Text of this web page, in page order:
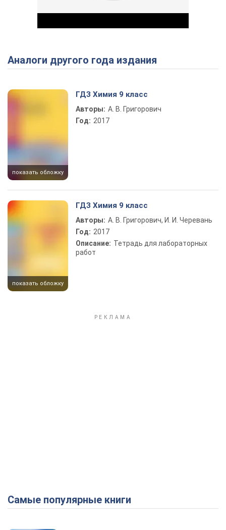
Play Video
Аналоги другого года издания
показать обложку
ГДЗ Химия 9 класс
Авторы: А. В. Григорович
Год: 2017
показать обложку
ГДЗ Химия 9 класс
Авторы: А. В. Григорович, И. И. Черевань
Год: 2017
Описание: Тетрадь для лабораторных
работ
Самые популярные книги